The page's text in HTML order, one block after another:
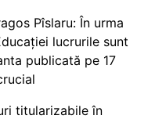
Pîslaru: În urma
lucrurile sunt
publicată pe 17
titularizabile în